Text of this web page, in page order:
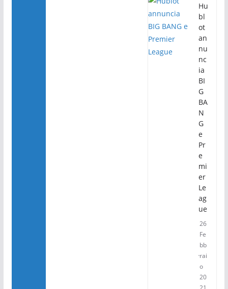
Hu
bl
ot
an
nu
nc
ia
BI
G
BA
N
G
e
Pr
e
mi
er
Le
ag
ue
26
Fe
bb
rai
o
20